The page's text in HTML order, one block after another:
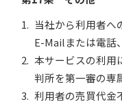
当社から利用者へ
E-Mailまたは電話
本サービスの利用
判所を第一審の専
利用者の売買代金